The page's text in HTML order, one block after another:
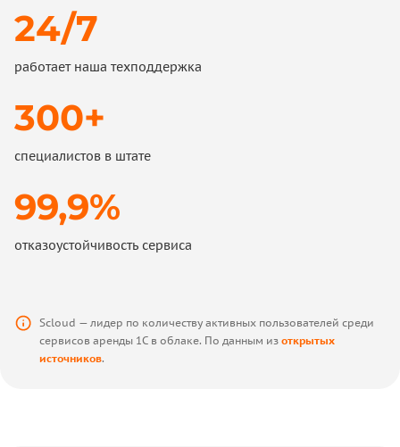
24/7
работает наша техподдержка
300+
специалистов в штате
99,9%
отказоустойчивость сервиса
Scloud — лидер по количеству активных пользователей среди
сервисов аренды 1С в облаке. По данным из открытых
источников.